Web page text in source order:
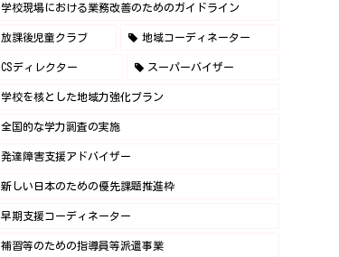
学校現場における業務改善のためのガイドライン
放課後児童クラブ 地域コーディネーター
CSディレクター スーパーバイザー
学校を核とした地域力強化プラン
全国的な学力調査の実施
発達障害支援アドバイザー
新しい日本のための優先課題推進枠
早期支援コーディネーター
補習等のための指導員等派遣事業